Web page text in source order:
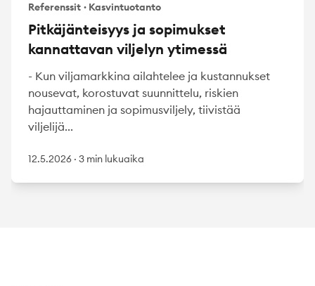
Referenssit · Kasvintuotanto
Pitkäjänteisyys ja sopimukset
kannattavan viljelyn ytimessä
- Kun viljamarkkina ailahtelee ja kustannukset
nousevat, korostuvat suunnittelu, riskien
hajauttaminen ja sopimusviljely, tiivistää
viljelijä...
12.5.2026 · 3 min lukuaika